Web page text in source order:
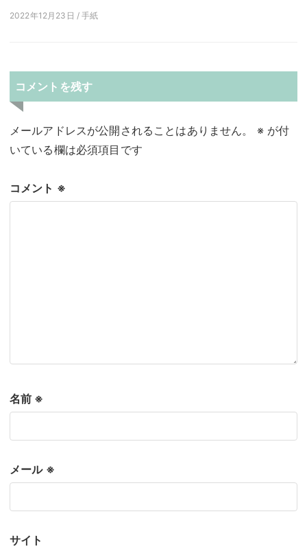
2022年12月23日 / 手紙
コメントを残す
メールアドレスが公開されることはありません。 ※が付
いている欄は必須項目です
コメント ※
名前 ※
メール ※
サイト